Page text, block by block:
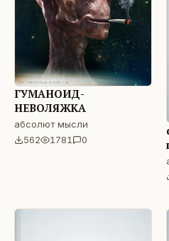
ГУМАНОИД-
НЕВОЛЯЖКА
абсолют мысли
562
1781 0